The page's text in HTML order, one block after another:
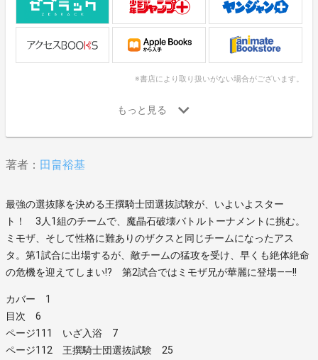
※書店により取り扱いがない場合がございます。
著者： 田畠裕基
最強の選抜隊を決める王撰騎士団選抜試験が、いよいよスター
ト！ 3人1組のチームで、魔晶石破壊バトルトーナメントに挑む。
ミモザ、そして性格に難ありのザクスと同じチームになったアス
タ。第1試合に出場するが、敵チームの猛攻を受け、早くも絶体絶命
の危機を迎えてしまい!? 第2試合ではミモザ兄が華麗に登場――!!
カバー 1
目次 6
ページ111 いざ入浴 7
ページ112 王撰騎士団選抜試験 25